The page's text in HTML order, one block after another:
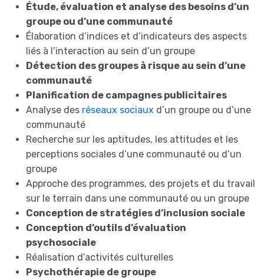
Étude, évaluation et analyse des besoins d’un
groupe ou d’une communauté
Élaboration d’indices et d’indicateurs des aspects
liés à l’interaction au sein d’un groupe
Détection des groupes à risque au sein d’une
communauté
Planification de campagnes publicitaires
Analyse des réseaux sociaux d’un groupe ou d’une
communauté
Recherche sur les aptitudes, les attitudes et les
perceptions sociales d’une communauté ou d’un
groupe
Approche des programmes, des projets et du travail
sur le terrain dans une communauté ou un groupe
Conception de stratégies d’inclusion sociale
Conception d’outils d’évaluation
psychosociale
Réalisation d’activités culturelles
Psychothérapie de groupe